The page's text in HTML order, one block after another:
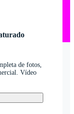
de fotos,
Vídeo